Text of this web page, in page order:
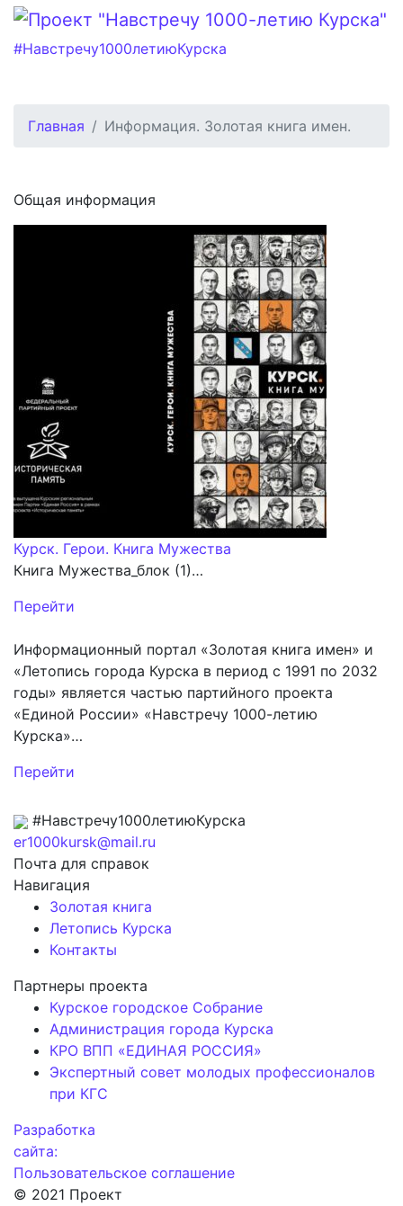
#Навстречу1000летиюКурска
Главная Информация. Золотая книга имен.
Общая информация
Курск. Герои. Книга Мужества
Книга Мужества_блок (1)…
Перейти
Информационный портал «Золотая книга имен» и
«Летопись города Курска в период с 1991 по 2032
годы» является частью партийного проекта
«Единой России» «Навстречу 1000-летию
Курска»…
Перейти
#Навстречу1000летиюКурска
er1000kursk@mail.ru
Почта для справок
Навигация
Золотая книга
Летопись Курска
Контакты
Партнеры проекта
Курское городское Собрание
Администрация города Курска
КРО ВПП «ЕДИНАЯ РОССИЯ»
Экспертный совет молодых профессионалов
при КГС
Разработка
сайта:
Пользовательское соглашение
© 2021 Проект